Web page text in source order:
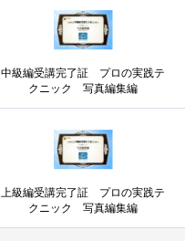
中級編受講完了証 プロの実践テ
クニック 写真編集編
上級編受講完了証 プロの実践テ
クニック 写真編集編